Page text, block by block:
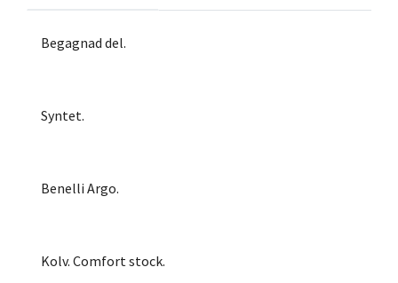
Begagnad del.
Syntet.
Benelli Argo.
Kolv. Comfort stock.